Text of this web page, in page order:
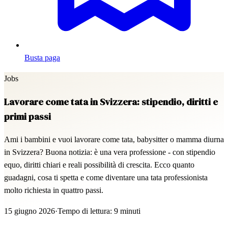
Busta paga
Jobs
Lavorare come tata in Svizzera: stipendio, diritti e
primi passi
Ami i bambini e vuoi lavorare come tata, babysitter o mamma diurna
in Svizzera? Buona notizia: è una vera professione - con stipendio
equo, diritti chiari e reali possibilità di crescita. Ecco quanto
guadagni, cosa ti spetta e come diventare una tata professionista
molto richiesta in quattro passi.
15 giugno 2026·Tempo di lettura: 9 minuti